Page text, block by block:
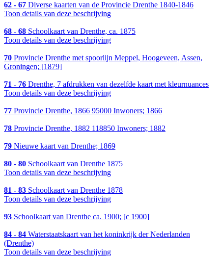
62 - 67 Diverse kaarten van de Provincie Drenthe 1840-1846
Toon details van deze beschrijving
68 - 68 Schoolkaart van Drenthe, ca. 1875
Toon details van deze beschrijving
70 Provincie Drenthe met spoorlijn Meppel, Hoogeveen, Assen,
Groningen; [1879]
71 - 76 Drenthe, 7 afdrukken van dezelfde kaart met kleurnuances
Toon details van deze beschrijving
77 Provincie Drenthe, 1866 95000 Inwoners; 1866
78 Provincie Drenthe, 1882 118850 Inwoners; 1882
79 Nieuwe kaart van Drenthe; 1869
80 - 80 Schoolkaart van Drenthe 1875
Toon details van deze beschrijving
81 - 83 Schoolkaart van Drenthe 1878
Toon details van deze beschrijving
93 Schoolkaart van Drenthe ca. 1900; [c 1900]
84 - 84 Waterstaatskaart van het koninkrijk der Nederlanden
(Drenthe)
Toon details van deze beschrijving